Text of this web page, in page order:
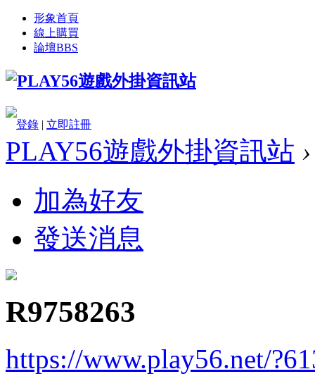
形象首頁
線上購買
論壇BBS
登錄 | 立即註冊
PLAY56遊戲外掛資訊站 ›
加為好友
發送消息
R9758263
https://www.play56.net/